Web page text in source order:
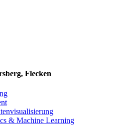
Flecken
& Machine Learning